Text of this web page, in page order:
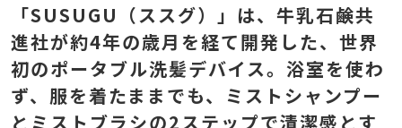
「SUSUGU（ススグ）」は、牛乳石鹸共
進社が約4年の歳月を経て開発した、世界
初のポータブル洗髪デバイス。浴室を使わ
ず、服を着たままでも、ミストシャンプー
とミストブラシの2ステップで清潔感とす